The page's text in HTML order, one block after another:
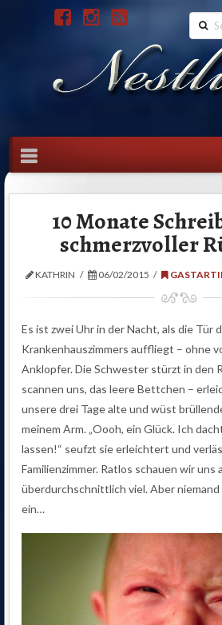
Search
Navigation
10 Monate
schmerzvoller
KATHRIN 06/02/2015
Es ist zwei Uhr in der Nacht, als die Tür
Krankenhauszimmers auffliegt – ohne
Anklopfer. Die Schwester stürzt in den
scannen uns, das leere Bettchen –
unsere drei Tage alte und wüst
meinem Arm. „Oooh, ein Glück. Ich
lassen!“ seufzt sie erleichtert und
Familienzimmer. Ratlos schauen wir uns
überdurchschnittlich viel. Aber
ein…